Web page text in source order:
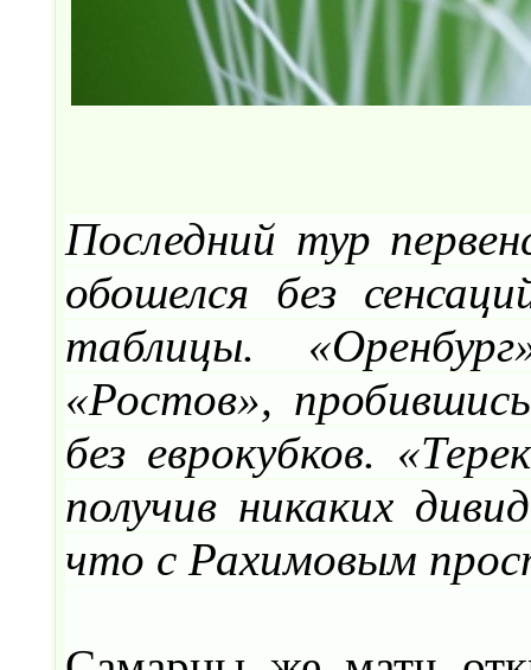
Последний тур
обошелся без
таблицы.
«Ростов»,
без еврокубков.
получив никаких
что с Рахимовым